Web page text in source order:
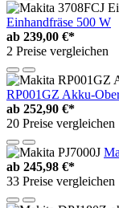
Einhandfräse 500 W
ab 239,00 €*
2 Preise vergleichen
RP001GZ Akku-
ab 252,90 €*
20 Preise vergleichen
ab 245,98 €*
33 Preise vergleichen